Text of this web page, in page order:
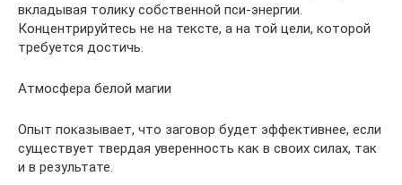
вкладывая толику собственной пси-энергии.
Концентрируйтесь не на тексте, а на той цели, которой
требуется достичь.
Атмосфера белой магии
Опыт показывает, что заговор будет эффективнее, если
существует твердая уверенность как в своих силах, так
и в результате.